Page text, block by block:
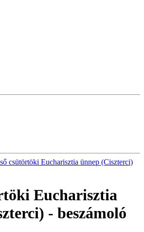
csütörtöki Eucharisztia ünnep (Ciszterci)
Eucharisztia
- beszámoló